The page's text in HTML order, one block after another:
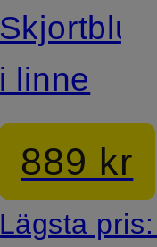
Skjortblus
i linne
889 kr
Lägsta